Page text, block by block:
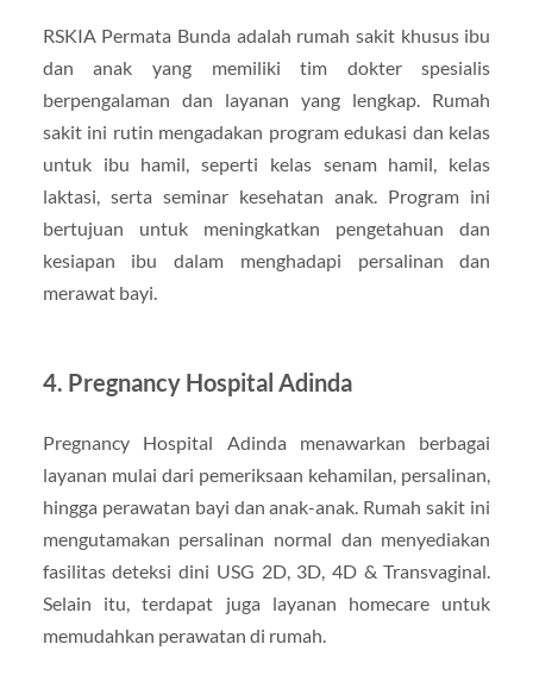
RSKIA Permata Bunda adalah rumah sakit khusus ibu
dan anak yang memiliki tim dokter spesialis
berpengalaman dan layanan yang lengkap. Rumah
sakit ini rutin mengadakan program edukasi dan kelas
untuk ibu hamil, seperti kelas senam hamil, kelas
laktasi, serta seminar kesehatan anak. Program ini
bertujuan untuk meningkatkan pengetahuan dan
kesiapan ibu dalam menghadapi persalinan dan
merawat bayi.
4. Pregnancy Hospital Adinda
Pregnancy Hospital Adinda menawarkan berbagai
layanan mulai dari pemeriksaan kehamilan, persalinan,
hingga perawatan bayi dan anak-anak. Rumah sakit ini
mengutamakan persalinan normal dan menyediakan
fasilitas deteksi dini USG 2D, 3D, 4D & Transvaginal.
Selain itu, terdapat juga layanan homecare untuk
memudahkan perawatan di rumah.